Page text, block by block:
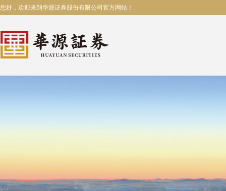
您好，欢迎来到华源证券股份有限公司官方网站！